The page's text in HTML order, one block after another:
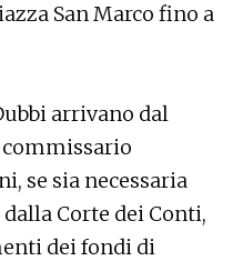
San Marco fino a
arrivano dal
se sia necessaria
Corte dei Conti,
dei fondi di